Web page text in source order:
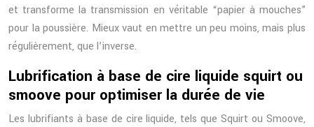
et transforme la transmission en véritable “papier à mouches”
pour la poussière. Mieux vaut en mettre un peu moins, mais plus
régulièrement, que l’inverse.
Lubrification à base de cire liquide squirt ou
smoove pour optimiser la durée de vie
Les lubrifiants à base de cire liquide, tels que Squirt ou Smoove,